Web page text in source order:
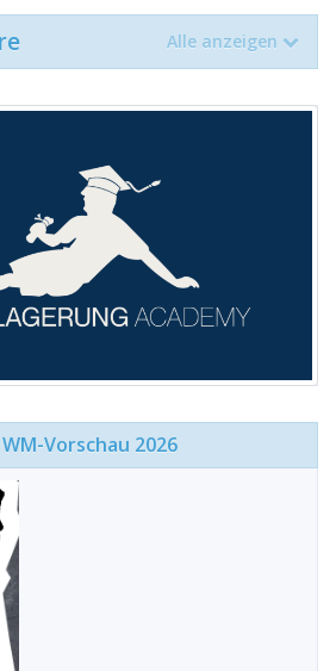
Alle anzeigen
Vorschau 2026